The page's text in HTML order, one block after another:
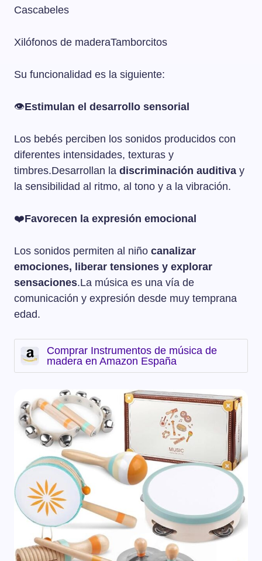
Cascabeles
Xilófonos de maderaTamborcitos
Su funcionalidad es la siguiente:
👁️Estimulan el desarrollo sensorial
Los bebés perciben los sonidos producidos con
diferentes intensidades, texturas y
timbres.Desarrollan la discriminación auditiva y
la sensibilidad al ritmo, al tono y a la vibración.
❤️Favorecen la expresión emocional
Los sonidos permiten al niño canalizar
emociones, liberar tensiones y explorar
sensaciones.La música es una vía de
comunicación y expresión desde muy temprana
edad.
Comprar Instrumentos de música de
madera en Amazon España